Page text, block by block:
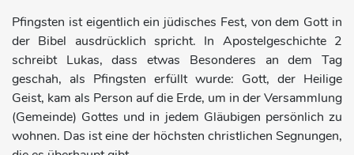
Pfingsten ist eigentlich ein jüdisches Fest, von dem Gott in
der Bibel ausdrücklich spricht. In Apostelgeschichte 2
schreibt Lukas, dass etwas Besonderes an dem Tag
geschah, als Pfingsten erfüllt wurde: Gott, der Heilige
Geist, kam als Person auf die Erde, um in der Versammlung
(Gemeinde) Gottes und in jedem Gläubigen persönlich zu
wohnen. Das ist eine der höchsten christlichen Segnungen,